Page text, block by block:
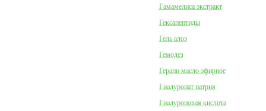
Гамамелиса экстракт
Гексапептиды
Гель алоэ
Гемодез
Герани масло эфирное
Гиалуронат натрия
Гиалуроновая кислота